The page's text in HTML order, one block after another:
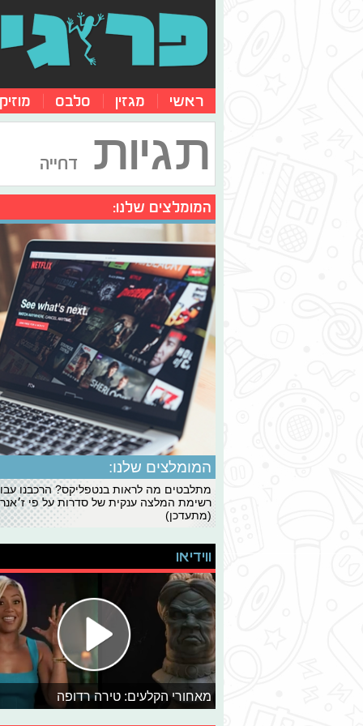
ראשי מגזין סלבס
תגיות דחייה
המומלצים שלנו:
המומלצים שלנו:
מתלבטים מה לראות בנטפליקס? הרכבנו
רשימת המלצה ענקית של סדרות על פי
(מתעדכן)
ווידיאו
מאחורי הקלעים: טירה רדופה